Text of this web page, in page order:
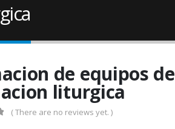
de equipos de
liturgica
( There are no reviews yet. )